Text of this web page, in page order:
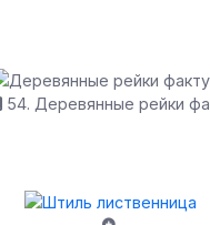
54. Деревянные рейки